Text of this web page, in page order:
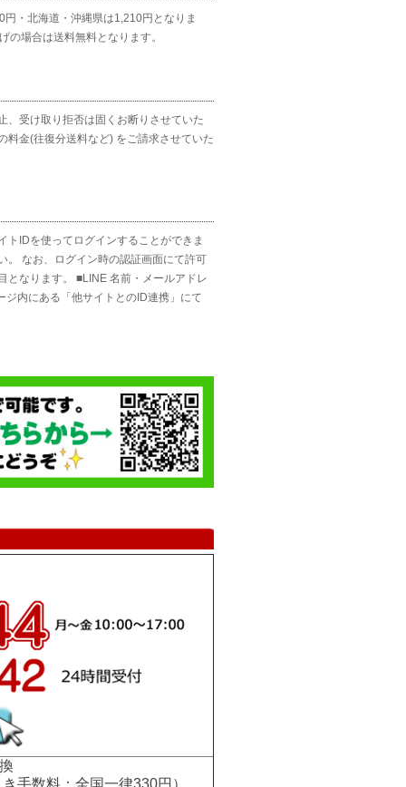
・北海道・沖縄県は1,210円となりま
場合は送料無料となります。
受け取り拒否は固くお断りさせていた
料金(往復分送料など) をご請求させていた
トIDを使ってログインすることができま
。 なお、ログイン時の認証画面にて許可
となります。 ■LINE 名前・メールアドレ
内にある「他サイトとのID連携」にて